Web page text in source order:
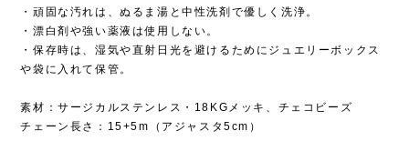
・頑固な汚れは、ぬるま湯と中性洗剤で優しく洗浄。
・漂白剤や強い薬液は使用しない。
・保存時は、湿気や直射日光を避けるためにジュエリーボックス
や袋に入れて保管。
素材：サージカルステンレス・18KGメッキ、チェコビーズ
チェーン長さ：15+5m（アジャスタ5cm）